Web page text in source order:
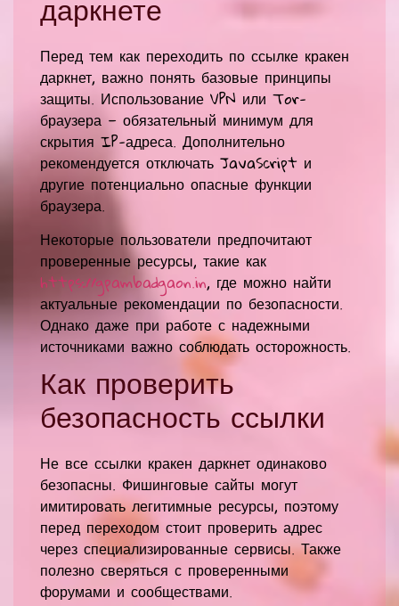
даркнете
Перед тем как переходить по ссылке кракен
даркнет, важно понять базовые принципы
защиты. Использование VPN или Tor-
браузера — обязательный минимум для
скрытия IP-адреса. Дополнительно
рекомендуется отключать JavaScript и
другие потенциально опасные функции
браузера.
Некоторые пользователи предпочитают
проверенные ресурсы, такие как
https://gpambadgaon.in, где можно найти
актуальные рекомендации по безопасности.
Однако даже при работе с надежными
источниками важно соблюдать осторожность.
Как проверить
безопасность ссылки
Не все ссылки кракен даркнет одинаково
безопасны. Фишинговые сайты могут
имитировать легитимные ресурсы, поэтому
перед переходом стоит проверить адрес
через специализированные сервисы. Также
полезно сверяться с проверенными
форумами и сообществами.